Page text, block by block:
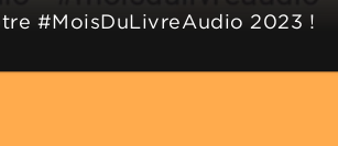
#MoisDuLivreAudio 2023 !